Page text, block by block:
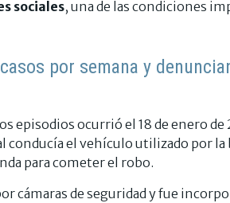
sociales, una de las condiciones
por semana y
episodios ocurrió el 18 de enero de
conducía el vehículo utilizado por
para cometer el robo.
cámaras de seguridad y fue